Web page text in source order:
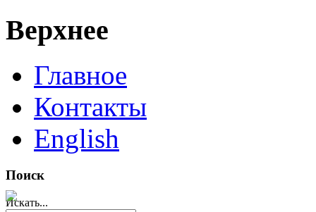
Верхнее
Главное
Контакты
English
Поиск
Искать...